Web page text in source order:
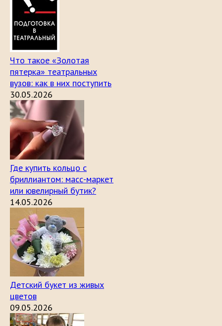
Что такое «Золотая
пятерка» театральных
вузов: как в них поступить
30.05.2026
Где купить кольцо с
бриллиантом: масс-маркет
или ювелирный бутик?
14.05.2026
Детский букет из живых
цветов
09.05.2026